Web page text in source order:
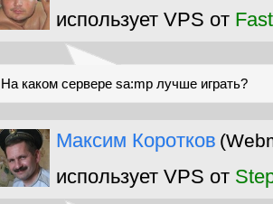
использует VPS от
На каком сервере sa:mp лучше играть?
Максим Коротков
использует VPS от